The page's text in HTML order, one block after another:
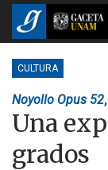
CULTURA
Noyollo Opus 52
Una
grados